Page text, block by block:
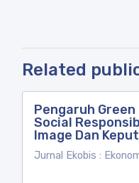
Related
Pengaruh
Social
Image Dan
Jurnal Ekobis :